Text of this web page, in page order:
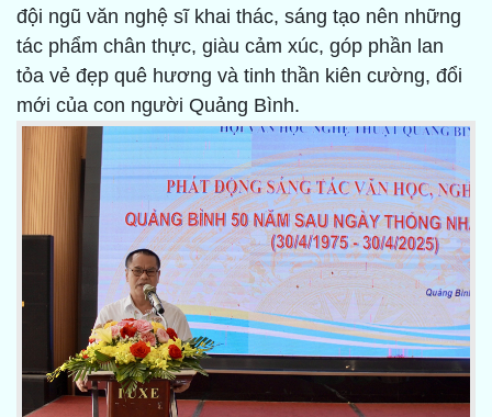
đội ngũ văn nghệ sĩ khai thác, sáng tạo nên những
tác phẩm chân thực, giàu cảm xúc, góp phần lan
tỏa vẻ đẹp quê hương và tinh thần kiên cường, đổi
mới của con người Quảng Bình.